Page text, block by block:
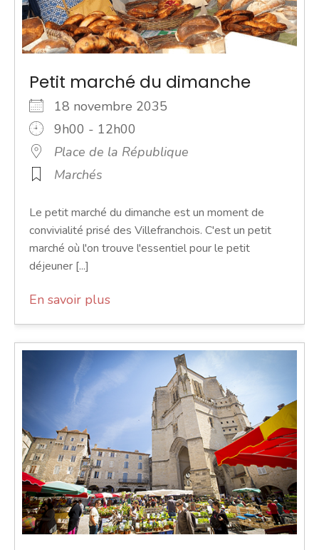
Petit marché du dimanche
18 novembre 2035
9h00 - 12h00
Place de la République
Marchés
Le petit marché du dimanche est un moment de
convivialité prisé des Villefranchois. C'est un petit
marché où l'on trouve l'essentiel pour le petit
déjeuner [...]
En savoir plus